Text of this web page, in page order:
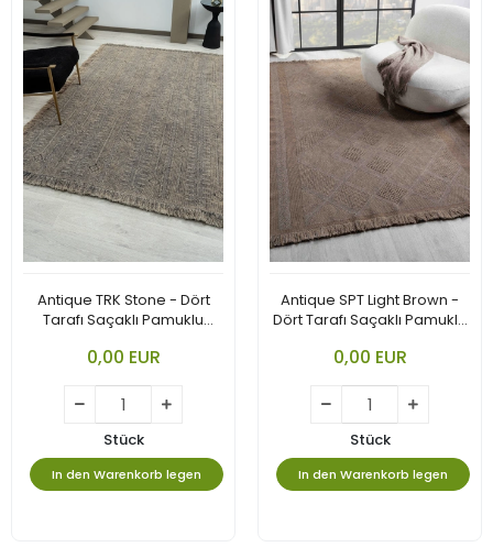
Antique TRK Stone - Dört
Tarafı Saçaklı Pamuklu
0,00 EUR
Stück
In den Warenkorb legen
Antique SPT Light Brown -
Dört Tarafı Saçaklı Pamuklu
0,00 EUR
Stück
In den Warenkorb legen